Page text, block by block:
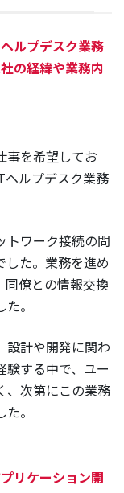
ルプデスク業務
の経緯や業務内
事を希望してお
ヘルプデスク業務
トワーク接続の問
た。業務を進め
同僚との情報交換
。
設計や開発に関わ
験する中で、ユー
、次第にこの業務
。
リケーション開